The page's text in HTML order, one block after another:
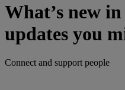
What’s new
updates you
Connect and support people